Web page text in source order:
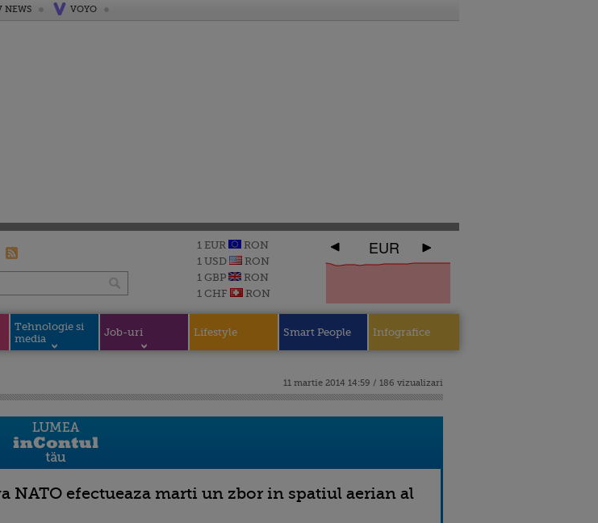
NEWS VOYO
1 EUR
RON
1 USD
RON
1 GBP
RON
1 CHF
RON
EUR
Tehnologie si
media
Job-uri Lifestyle Smart People Infografice
11 martie 2014 14:59 / 186 vizualizari
NATO efectueaza marti un zbor in spatiul aerian al